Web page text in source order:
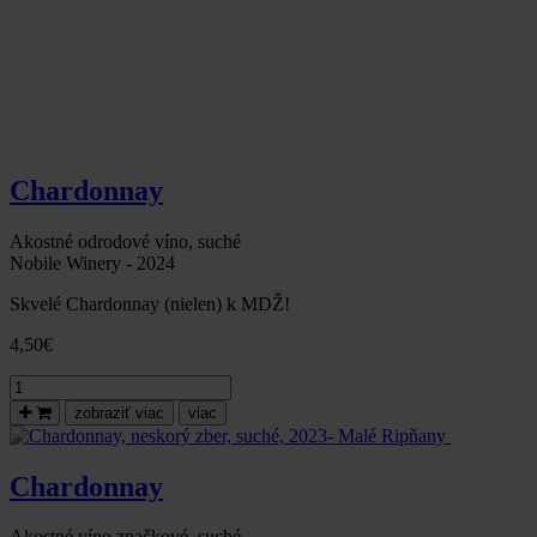
Chardonnay
Akostné odrodové víno, suché
Nobile Winery - 2024
Skvelé Chardonnay (nielen) k MDŽ!
4,50€
množstvo
Chardonnay
,
suché,
skvelé
zobraziť viac viac
Chardonnay